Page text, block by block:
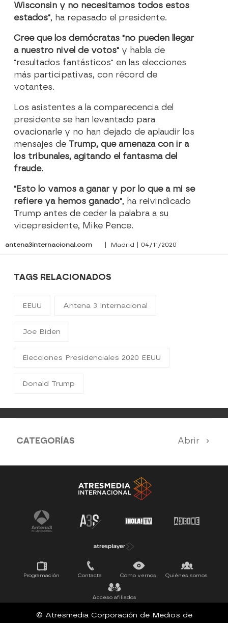
Wisconsin y no necesitamos todos estos
estados", ha repasado el presidente.
Cree que los demócratas "no pueden llegar
a nuestro nivel de votos" y habla de
"resultados fantásticos" en las elecciones
más participativas, con récord de
votantes.
Los asistentes a la comparecencia del
presidente se han levantado para
ovacionarle y no han dejado de aplaudir los
mensajes de Trump, que amenaza con ir a
los tribunales, agitando el fantasma del
fraude.
"Esto lo vamos a ganar y por lo que a mi se
refiere ya hemos ganado", ha reivindicado
Trump antes de ceder la palabra a su
vicepresidente, Mike Pence.
antena3internacional.com | Madrid | 04/11/2020
TAGS RELACIONADOS
EEUU Antena 3 Internacional
Joe Biden
Elecciones Presidenciales 2020 EEUU
Donald Trump
CATEGORÍAS Abrir
Antena 3 Noticias El Hormiguero
Tu cara me suena Pasapalabra
Programación Contacta Cómo vernos Quiénes somos
Acceso afiliados
© Atresmedia Corporación de Medios de